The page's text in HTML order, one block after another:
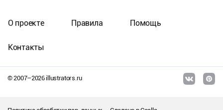
© 2007–2026illustrators.ru
О проекте Правила Помощь
Контакты